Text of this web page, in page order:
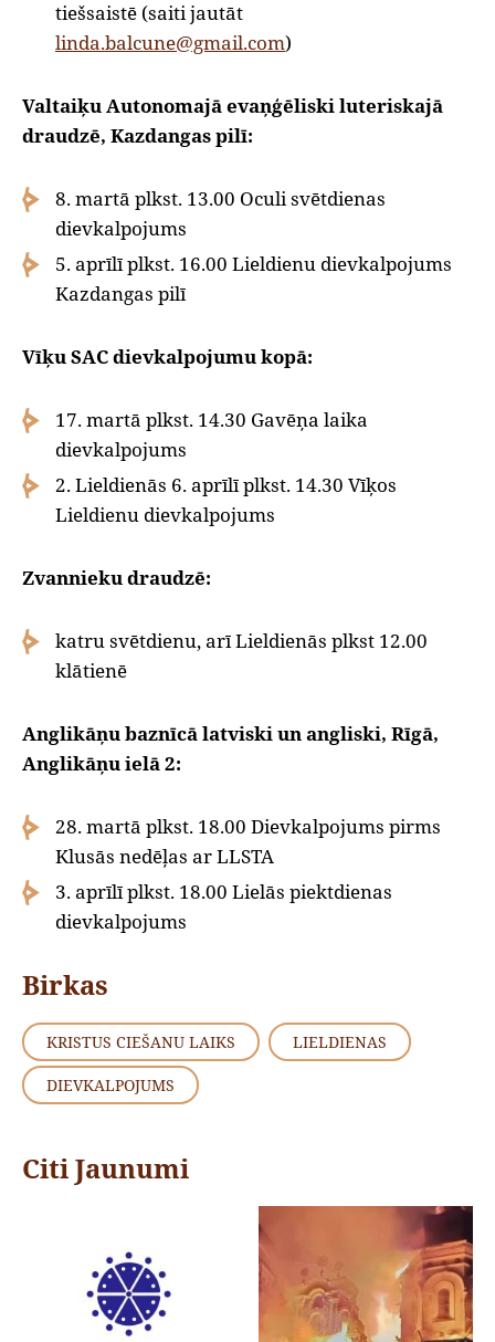
tiešsaistē (saiti jautāt
linda.balcune@gmail.com)
Valtaiķu Autonomajā evaņģēliski luteriskajā
draudzē, Kazdangas pilī:
8. martā plkst. 13.00 Oculi svētdienas
dievkalpojums
5. aprīlī plkst. 16.00 Lieldienu dievkalpojums
Kazdangas pilī
Vīķu SAC dievkalpojumu kopā:
17. martā plkst. 14.30 Gavēņa laika
dievkalpojums
2. Lieldienās 6. aprīlī plkst. 14.30 Vīķos
Lieldienu dievkalpojums
Zvannieku draudzē:
katru svētdienu, arī Lieldienās plkst 12.00
klātienē
Anglikāņu baznīcā latviski un angliski, Rīgā,
Anglikāņu ielā 2:
28. martā plkst. 18.00 Dievkalpojums pirms
Klusās nedēļas ar LLSTA
3. aprīlī plkst. 18.00 Lielās piektdienas
dievkalpojums
Birkas
KRISTUS CIEŠANU LAIKS LIELDIENAS
DIEVKALPOJUMS
Citi Jaunumi